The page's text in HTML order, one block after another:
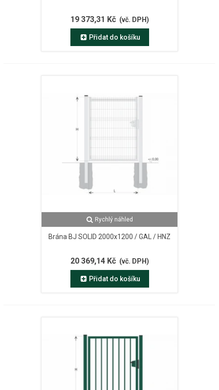
19 373,31 Kč (vč. DPH)
Přidat do košíku
Rychlý náhled
Brána BJ SOLID 2000x1200 / GAL / HNZ
20 369,14 Kč (vč. DPH)
Přidat do košíku